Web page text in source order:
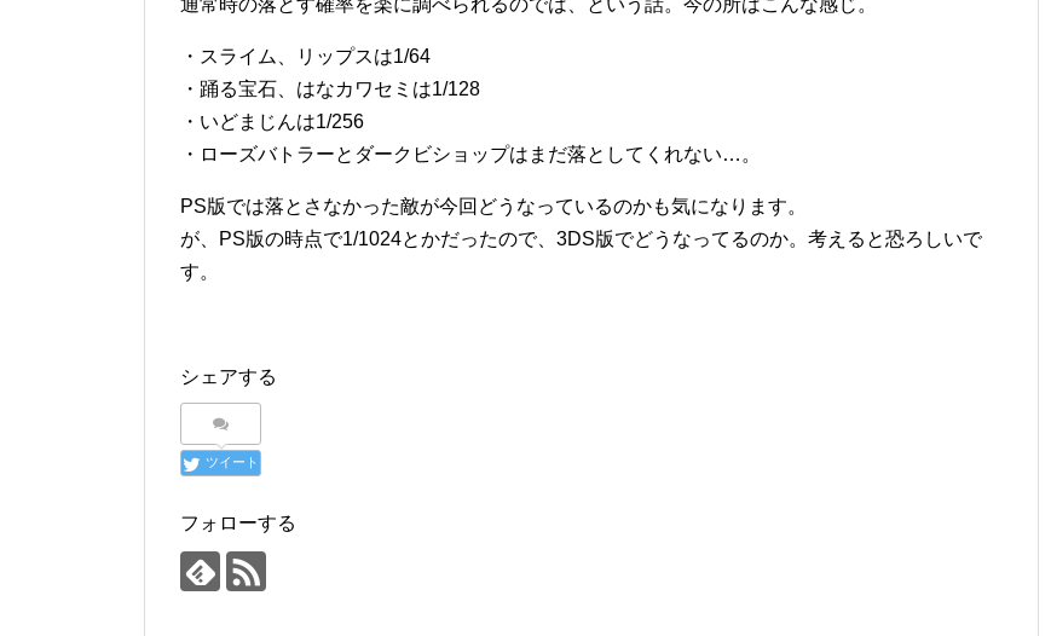
通常時の落とす確率を楽に調べられるのでは、という話。今の所はこんな感じ。
・スライム、リップスは1/64
・踊る宝石、はなカワセミは1/128
・いどまじんは1/256
・ローズバトラーとダークビショップはまだ落としてくれない…。
PS版では落とさなかった敵が今回どうなっているのかも気になります。
が、PS版の時点で1/1024とかだったので、3DS版でどうなってるのか。考えると恐ろしいで
す。
シェアする
ツイート
フォローする